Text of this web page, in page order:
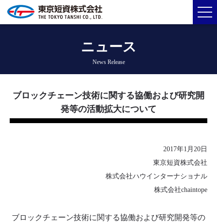
ニュース
News Release
ブロックチェーン技術に関する協働および研究開
発等の活動拡大について
2017年1月20日
東京短資株式会社
株式会社ハウインターナショナル
株式会社chaintope
ブロックチェーン技術に関する協働および研究開発等の